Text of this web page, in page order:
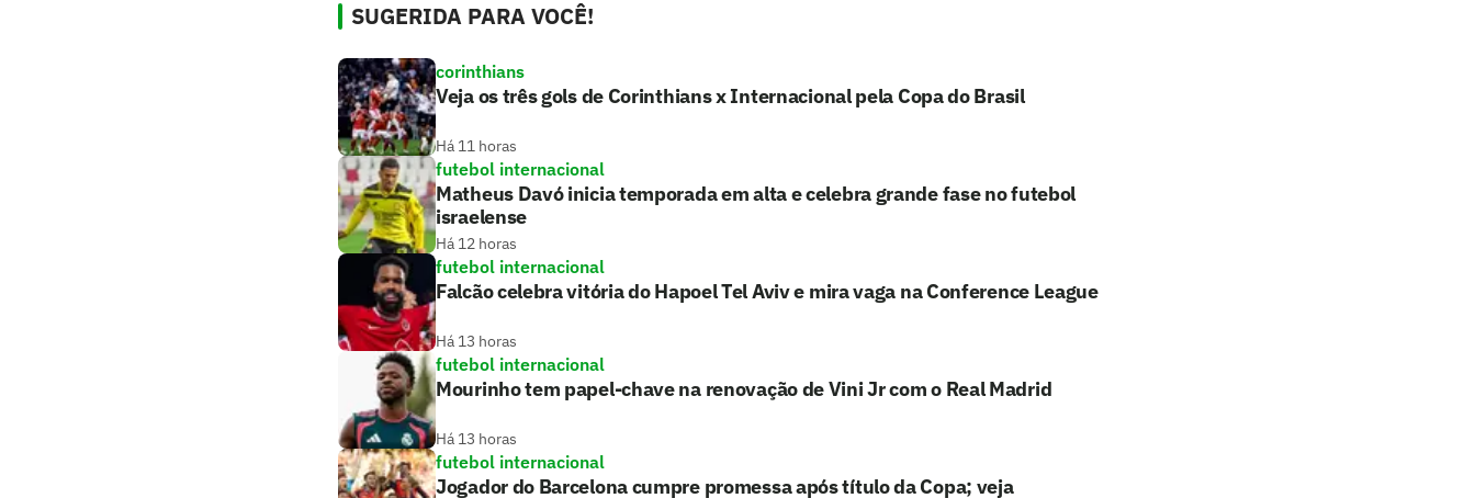
SUGERIDA PARA VOCÊ!
corinthians
Veja os três gols de Corinthians x Internacional pela Copa do Brasil
Há 11 horas
futebol internacional
Matheus Davó inicia temporada em alta e celebra grande fase no futebol
israelense
Há 12 horas
futebol internacional
Falcão celebra vitória do Hapoel Tel Aviv e mira vaga na Conference League
Há 13 horas
futebol internacional
Mourinho tem papel-chave na renovação de Vini Jr com o Real Madrid
Há 13 horas
futebol internacional
Jogador do Barcelona cumpre promessa após título da Copa; veja